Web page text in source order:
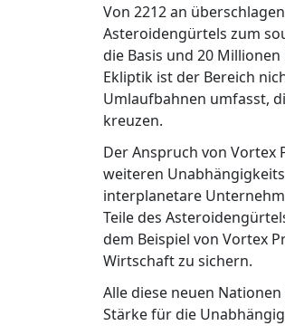
Von 2212 an
Asteroidengürtels zum
die Basis und 20
Ekliptik ist der Bereich
Umlaufbahnen umfasst,
kreuzen.
Der Anspruch von Vortex
weiteren
interplanetare
Teile des
dem Beispiel von Vortex
Wirtschaft zu sichern.
Alle diese neuen
Stärke für die